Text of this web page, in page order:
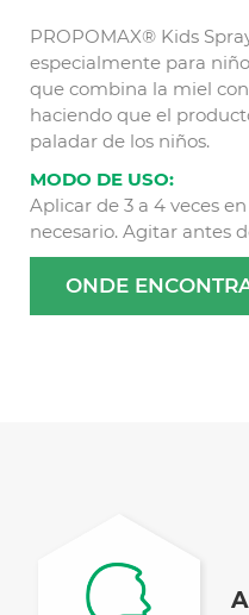
PROPOMAX® Kids
especialmente para
que combina la miel
haciendo que el
paladar de los niños.
MODO DE USO:
Aplicar de 3 a 4 veces
necesario. Agitar antes
ONDE